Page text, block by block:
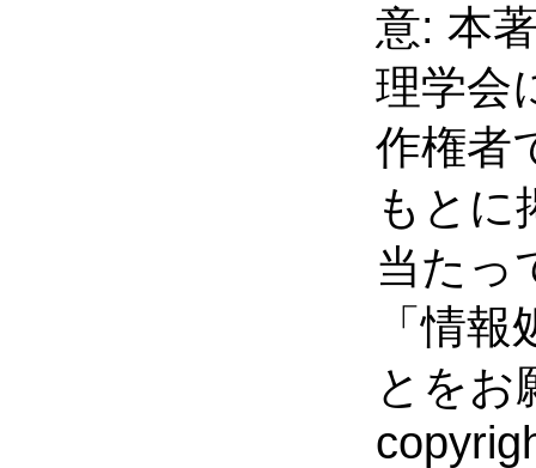
意: 本
理学会
作権者
もとに
当たっ
「情
とをお